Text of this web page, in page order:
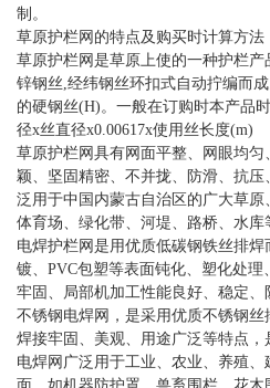
制。
草原护栏网的特点及购买时计算方法
草原护栏网是草原上使的一种护栏
锌钢丝,经纬钢丝环扣式自动拧编而
的硬钢丝(H)。一般在订购时本产品
径x丝直径x0.00617x使用丝长度(m)
草原护栏网具有网面平整、网眼均
颖、坚固精密、不并拢、防滑、抗
泛用于中国内蒙古自治区的广大草原
体育场、绿化带、河堤、路桥、水库
电焊护栏网是用优质低碳钢铁丝排
镀、PVC包塑等表面钝化、塑化处
牢固、局部机加工性能良好、稳定、
不锈钢电焊网，是采用优质不锈钢丝
焊接牢固、美观、用途广泛等特点，
电焊网广泛用于工业、农业、养殖